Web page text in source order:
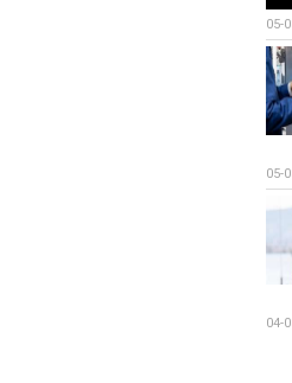
05-
05-
04-